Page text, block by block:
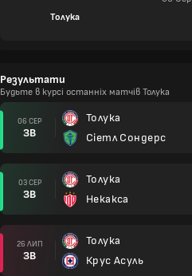
Толука
Результати
Будьте в курсі останніх матчів Толука
06 СЕР
ЗВ
Толука
Сіетл Сондерс
03 СЕР
ЗВ
Толука
Некакса
26 ЛИП
ЗВ
Толука
Крус Асуль